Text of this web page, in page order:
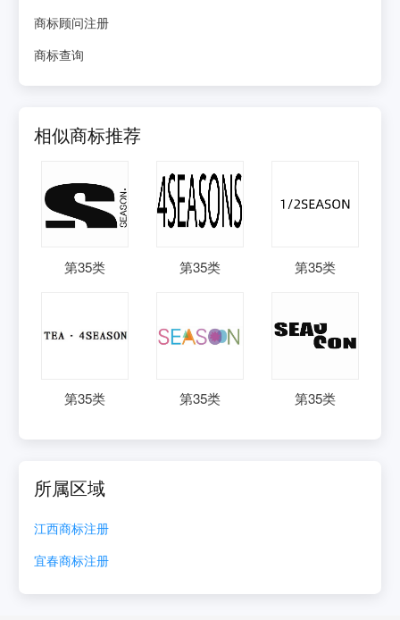
商标顾问注册
商标查询
相似商标推荐
第35类 第35类 第35类
第35类 第35类 第35类
所属区域
江西商标注册
宜春商标注册